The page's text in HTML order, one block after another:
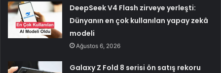
DeepSeek V4 Flash zirveye yerleşti:
Dünyanın en çok kullanılan yapay zekâ
modeli
Ağustos 6, 2026
Galaxy Z Fold 8 serisi ön satış rekoru